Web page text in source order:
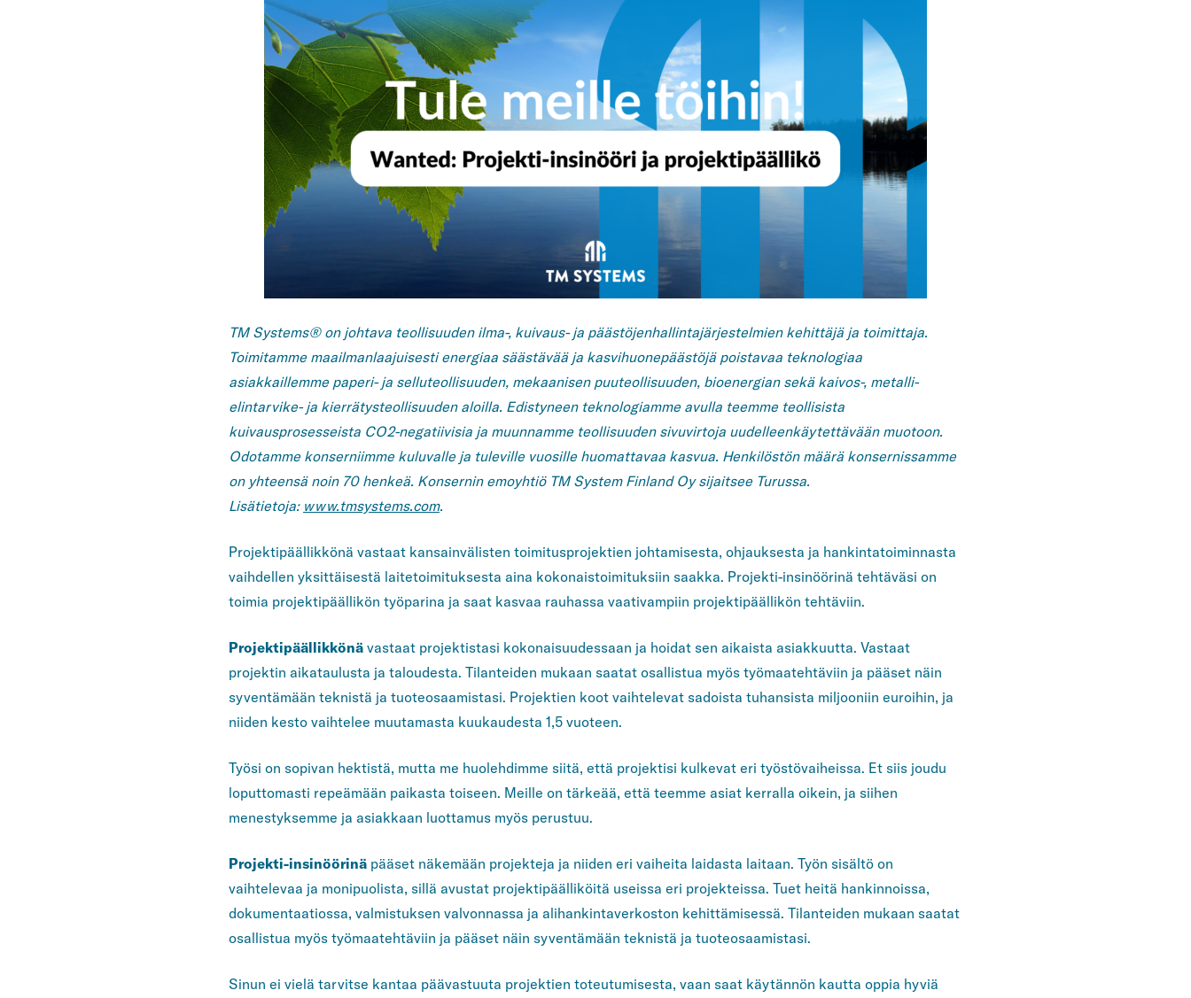
TM Systems® on johtava teollisuuden ilma-, kuivaus- ja päästöjenhallintajärjestelmien kehittäjä ja toimittaja.
Toimitamme maailmanlaajuisesti energiaa säästävää ja kasvihuonepäästöjä poistavaa teknologiaa
asiakkaillemme paperi- ja selluteollisuuden, mekaanisen puuteollisuuden, bioenergian sekä kaivos-, metalli-
elintarvike- ja kierrätysteollisuuden aloilla. Edistyneen teknologiamme avulla teemme teollisista
kuivausprosesseista CO2-negatiivisia ja muunnamme teollisuuden sivuvirtoja uudelleenkäytettävään muotoon.
Odotamme konserniimme kuluvalle ja tuleville vuosille huomattavaa kasvua. Henkilöstön määrä konsernissamme
on yhteensä noin 70 henkeä. Konsernin emoyhtiö TM System Finland Oy sijaitsee Turussa.
Lisätietoja: www.tmsystems.com.
Projektipäällikkönä vastaat kansainvälisten toimitusprojektien johtamisesta, ohjauksesta ja hankintatoiminnasta
vaihdellen yksittäisestä laitetoimituksesta aina kokonaistoimituksiin saakka. Projekti-insinöörinä tehtäväsi on
toimia projektipäällikön työparina ja saat kasvaa rauhassa vaativampiin projektipäällikön tehtäviin.
Projektipäällikkönä vastaat projektistasi kokonaisuudessaan ja hoidat sen aikaista asiakkuutta. Vastaat
projektin aikataulusta ja taloudesta. Tilanteiden mukaan saatat osallistua myös työmaatehtäviin ja pääset näin
syventämään teknistä ja tuoteosaamistasi. Projektien koot vaihtelevat sadoista tuhansista miljooniin euroihin, ja
niiden kesto vaihtelee muutamasta kuukaudesta 1,5 vuoteen.
Työsi on sopivan hektistä, mutta me huolehdimme siitä, että projektisi kulkevat eri työstövaiheissa. Et siis joudu
loputtomasti repeämään paikasta toiseen. Meille on tärkeää, että teemme asiat kerralla oikein, ja siihen
menestyksemme ja asiakkaan luottamus myös perustuu.
Projekti-insinöörinä pääset näkemään projekteja ja niiden eri vaiheita laidasta laitaan. Työn sisältö on
vaihtelevaa ja monipuolista, sillä avustat projektipäälliköitä useissa eri projekteissa. Tuet heitä hankinnoissa,
dokumentaatiossa, valmistuksen valvonnassa ja alihankintaverkoston kehittämisessä. Tilanteiden mukaan saatat
osallistua myös työmaatehtäviin ja pääset näin syventämään teknistä ja tuoteosaamistasi.
Sinun ei vielä tarvitse kantaa päävastuuta projektien toteutumisesta, vaan saat käytännön kautta oppia hyviä